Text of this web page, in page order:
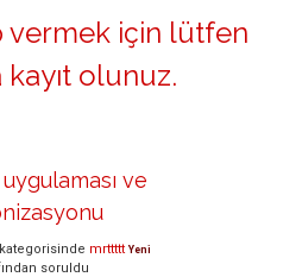
vermek için lütfen
kayıt olunuz.
ve
kategorisinde mrttttt Yeni
soruldu